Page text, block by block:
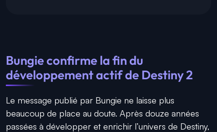
Bungie confirme la fin du
développement actif de Destiny 2
Le message publié par Bungie ne laisse plus
beaucoup de place au doute. Après douze années
passées à développer et enrichir l’univers de Destiny,